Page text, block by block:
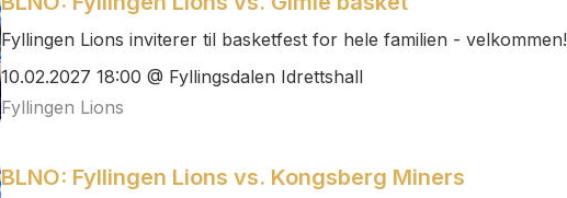
Fyllingen Lions inviterer til basketfest for hele familien - velkommen!
10.02.2027 18:00 @ Fyllingsdalen Idrettshall
Fyllingen Lions
BLNO: Fyllingen Lions vs. Kongsberg Miners